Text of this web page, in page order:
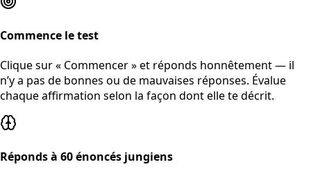
Commence le test
Clique sur « Commencer » et réponds honnêtement — il
n’y a pas de bonnes ou de mauvaises réponses. Évalue
chaque affirmation selon la façon dont elle te décrit.
Réponds à 60 énoncés jungiens